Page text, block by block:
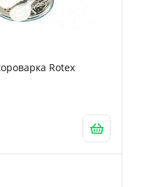
Rotex